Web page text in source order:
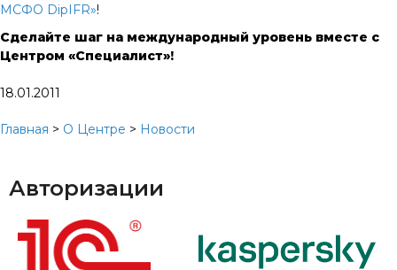
МСФО DipIFR»!
Сделайте шаг на международный уровень вместе с
Центром «Специалист»!
18.01.2011
Главная > О Центре > Новости
Авторизации